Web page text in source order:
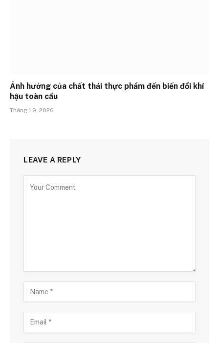
Ảnh hưởng của chất thải thực phẩm đến biến đổi khí
hậu toàn cầu
Tháng 1 9, 2026
LEAVE A REPLY